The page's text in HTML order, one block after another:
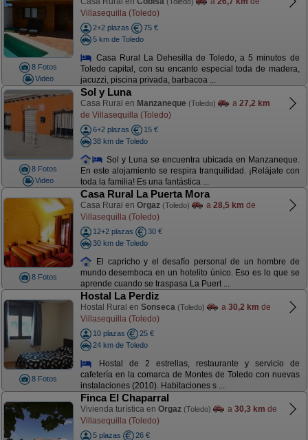
8 Fotos
Video
Villasequilla (Toledo)
2+2 plazas
75 €
5 km de Toledo
Casa Rural La Dehesilla de Toledo, a 5 minutos de
Toledo capital, con su encanto especial toda de madera,
jacuzzi, piscina privada, barbacoa ...
8 Fotos
Video
Sol y Luna
Casa Rural en Manzaneque (Toledo) a 27,2 km
de Villasequilla (Toledo)
6+2 plazas
15 €
38 km de Toledo
Sol y Luna se encuentra ubicada en Manzaneque.
En este alojamiento se respira tranquilidad. ¡Relájate con
toda la familia! Es una fantástica ...
8 Fotos
Casa Rural La Puerta Mora
Casa Rural en Orgaz (Toledo) a 28,5 km de
Villasequilla (Toledo)
12+2 plazas
30 €
30 km de Toledo
El capricho y el desafío personal de un hombre de
mundo desemboca en un hotelito único. Eso es lo que se
aprende cuando se traspasa La Puert ...
8 Fotos
Hostal La Perdiz
Hostal Rural en Sonseca (Toledo) a 30,2 km de
Villasequilla (Toledo)
10 plazas
25 €
24 km de Toledo
Hostal de 2 estrellas, restaurante y servicio de
cafetería en la comarca de Montes de Toledo con nuevas
instalaciones (2010). Habitaciones s ...
Finca El Chaparral
Vivienda turística en Orgaz (Toledo) a 30,3 km de
Villasequilla (Toledo)
5 plazas
26 €